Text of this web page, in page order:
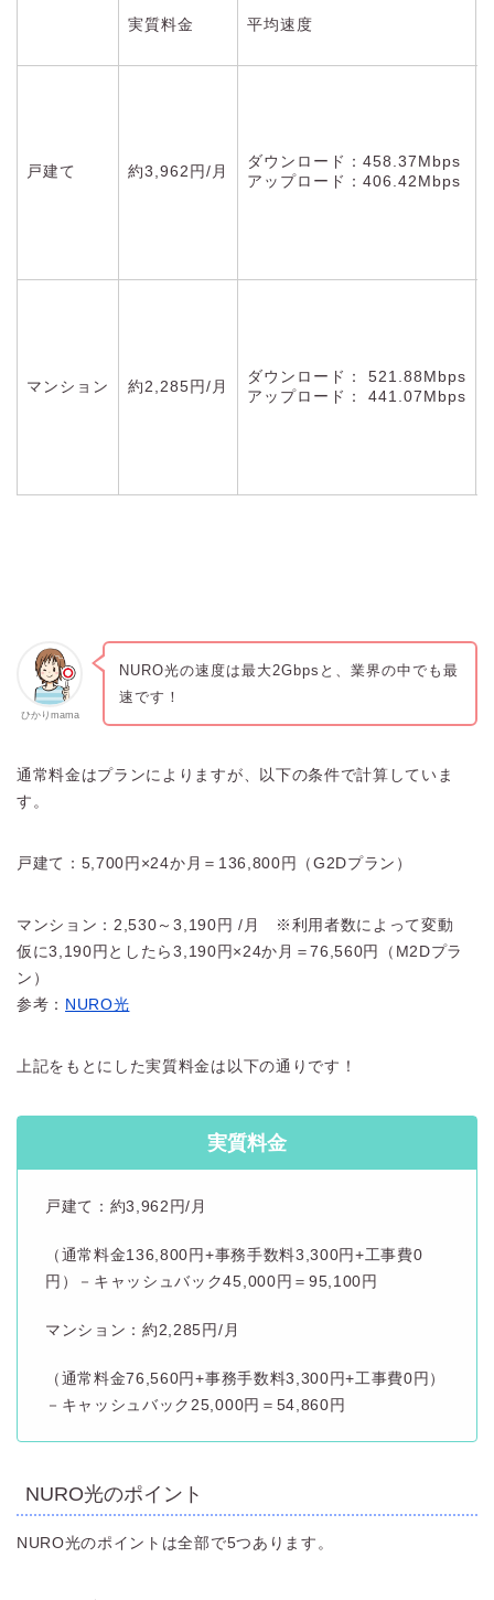
実質料金 平均速度
戸建て 約3,962円/月
ダウンロード：458.37Mbps
アップロード：406.42Mbps
マンション 約2,285円/月
ダウンロード： 521.88Mbps
アップロード： 441.07Mbps
ひかりmama
NURO光の速度は最大2Gbpsと、業界の中でも最
速です！
通常料金はプランによりますが、以下の条件で計算していま
す。
戸建て：5,700円×24か月＝136,800円（G2Dプラン）
マンション：2,530～3,190円 /月 ※利用者数によって変動
仮に3,190円としたら3,190円×24か月＝76,560円（M2Dプラ
ン）
参考： NURO光
上記をもとにした実質料金は以下の通りです！
実質料金
戸建て：約3,962円/月
（通常料金136,800円+事務手数料3,300円+工事費0
円）－キャッシュバック45,000円＝95,100円
マンション：約2,285円/月
（通常料金76,560円+事務手数料3,300円+工事費0円）
－キャッシュバック25,000円＝54,860円
NURO光のポイント
NURO光のポイントは全部で5つあります。